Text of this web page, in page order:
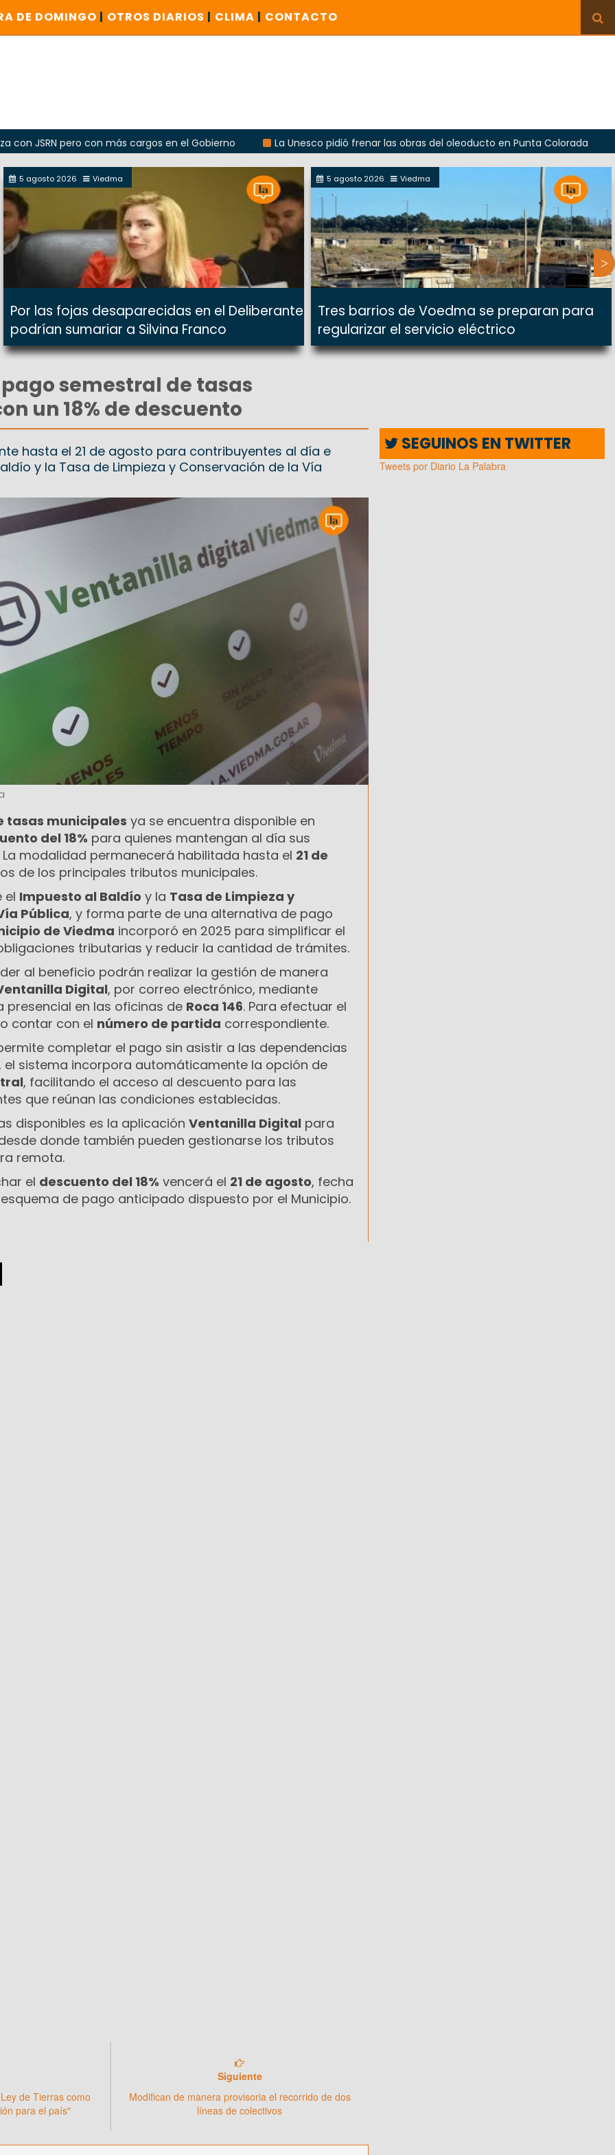
DE DOMINGO | OTROS DIARIOS | CLIMA | CONTACTO
pero con más cargos en el Gobierno
La Unesco pidió frenar las obras del oleoducto en Punta Colorada
5 agosto 2026 Viedma
Por las fojas desaparecidas en el Deliberante
podrían sumariar a Silvina Franco
5 agosto 2026 Viedma
Tres barrios de Voedma se preparan para
regularizar el servicio eléctrico
semestral de tasas
un 18% de descuento
hasta el 21 de agosto para contribuyentes al día e
y la Tasa de Limpieza y Conservación de la Vía
tasas municipales ya se encuentra disponible en
del 18% para quienes mantengan al día sus
modalidad permanecerá habilitada hasta el 21 de
de los principales tributos municipales.
el Impuesto al Baldío y la Tasa de Limpieza y
Pública, y forma parte de una alternativa de pago
de Viedma incorporó en 2025 para simplificar el
tributarias y reducir la cantidad de trámites.
al beneficio podrán realizar la gestión de manera
Digital, por correo electrónico, mediante
presencial en las oficinas de Roca 146. Para efectuar el
contar con el número de partida correspondiente.
completar el pago sin asistir a las dependencias
el sistema incorpora automáticamente la opción de
, facilitando el acceso al descuento para las
que reúnan las condiciones establecidas.
disponibles es la aplicación Ventanilla Digital para
donde también pueden gestionarse los tributos
remota.
el descuento del 18% vencerá el 21 de agosto, fecha
de pago anticipado dispuesto por el Municipio.
de Tierras como
para el país"
Siguiente
Modifican de manera provisoria el recorrido de dos
líneas de colectivos
SEGUINOS EN TWITTER
Tweets por Diario La Palabra